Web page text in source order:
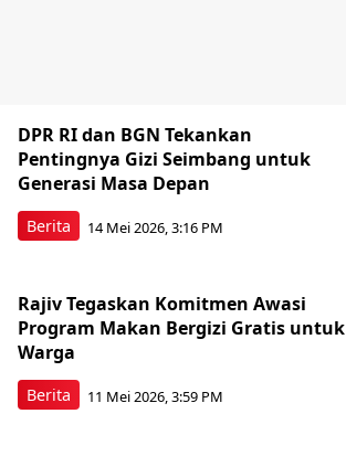
Berita
DPR RI dan BGN Tekankan
Pentingnya Gizi Seimbang untuk
Generasi Masa Depan
14 Mei 2026, 3:16 PM
Berita
Rajiv Tegaskan Komitmen Awasi
Program Makan Bergizi Gratis untuk
Warga
11 Mei 2026, 3:59 PM